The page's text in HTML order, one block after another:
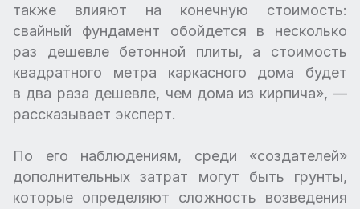
также влияют на конечную стоимость:
свайный фундамент обойдется в несколько
раз дешевле бетонной плиты, а стоимость
квадратного метра каркасного дома будет
в два раза дешевле, чем дома из кирпича», —
рассказывает эксперт.
По его наблюдениям, среди «создателей»
дополнительных затрат могут быть грунты,
которые определяют сложность возведения